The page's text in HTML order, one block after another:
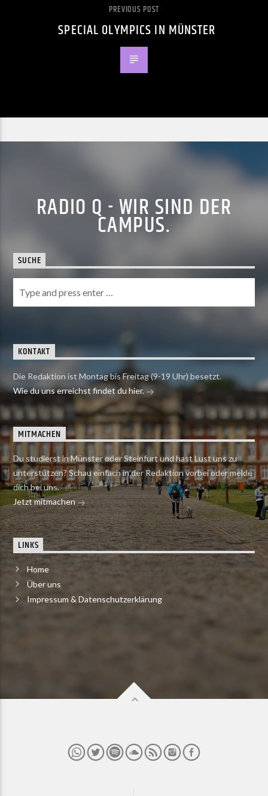
PREVIOUS POST
SPECIAL OLYMPICS IN MÜNSTER
RADIO Q - WIR SIND DER
CAMPUS.
SUCHE
KONTAKT
Die Redaktion ist Montag bis Freitag (9-19 Uhr) besetzt.
Wie du uns erreichst findet du hier.
MITMACHEN
Du studierst in Münster oder Steinfurt und hast Lust uns zu
unterstützen? Schau einfach in der Redaktion vorbei oder melde
dich bei uns.
Jetzt mitmachen
LINKS
Home
Über uns
Impressum & Datenschutzerklärung